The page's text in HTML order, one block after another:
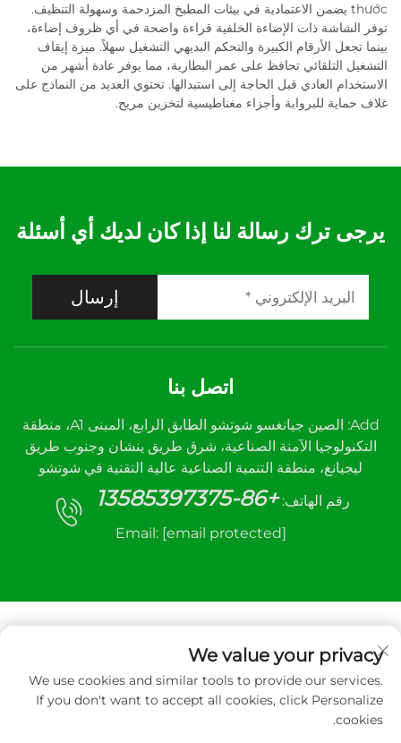
thước يضمن الاعتمادية في بيئات المطبخ المزدحمة وسهولة التنظيف.
توفر الشاشة ذات الإضاءة الخلفية قراءة واضحة في أي ظروف إضاءة،
بينما تجعل الأرقام الكبيرة والتحكم البديهي التشغيل سهلاً. ميزة إيقاف
التشغيل التلقائي تحافظ على عمر البطارية، مما يوفر عادة أشهر من
الاستخدام العادي قبل الحاجة إلى استبدالها. تحتوي العديد من النماذج على
غلاف حماية للبروابة وأجزاء مغناطيسية لتخزين مريح.
يرجى ترك رسالة لنا إذا كان لديك أي أسئلة
إرسال
اتصل بنا
Add: الصين جيانغسو شوتشو الطابق الرابع، المبنى A1، منطقة
التكنولوجيا الآمنة الصناعية، شرق طريق ينشان وجنوب طريق
ليجيانغ، منطقة التنمية الصناعية عالية التقنية في شوتشو
رقم الهاتف: +86-13585397375
Email: [email protected]
جميع الحقوق محفوظة © ٢٠٢٥ لشركة شوتشو سانهي
لمعدات التحكم الآلي المحدودة.
We value your privacy
We use cookies and similar tools to provide our services.
If you don't want to accept all cookies, click Personalize
cookies.